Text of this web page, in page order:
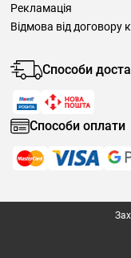
Рекламація
Відмова від договору
Способи
Способи оплати